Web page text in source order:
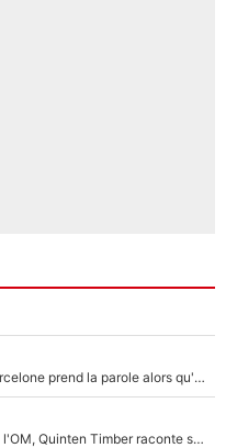
Ferran Torres a dit oui au PSG : Le FC Barcelone prend la parole alors qu'un transfert de l'attaquant espagnol prend forme
En plein cauchemar après son transfert à l'OM, Quinten Timber raconte ses doutes après sa signature à Marseille